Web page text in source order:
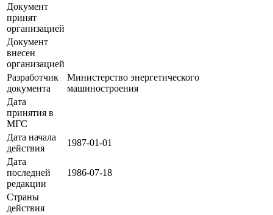
Документ
принят
организацией
Документ
внесен
организацией
Разработчик
документа
Министерство энергетического
машиностроения
Дата
принятия в
МГС
Дата начала
действия
1987-01-01
Дата
последней
редакции
1986-07-18
Страны
действия